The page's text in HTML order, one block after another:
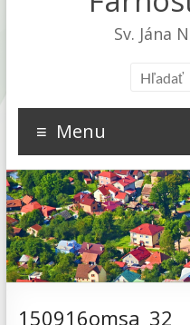
Sv. Jána
Menu
150916omsa_32